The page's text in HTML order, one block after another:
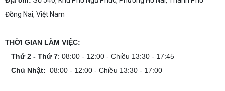
Đồng Nai, Việt Nam
THỜI GIAN LÀM VIỆC:
Thứ 2 - Thứ 7: 08:00 - 12:00 - Chiều 13:30 - 17:45
Chủ Nhật: 08:00 - 12:00 - Chiều 13:30 - 17:00